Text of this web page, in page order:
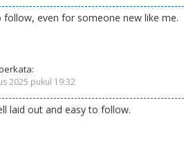
follow, even for someone new like me.
2025 pukul 19:32
laid out and easy to follow.